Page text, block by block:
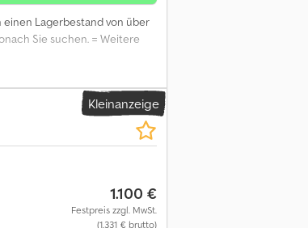
einen Lagerbestand von über
Sie suchen. = Weitere
Kleinanzeige
1.100 €
Festpreis zzgl. MwSt.
(1.331 € brutto)